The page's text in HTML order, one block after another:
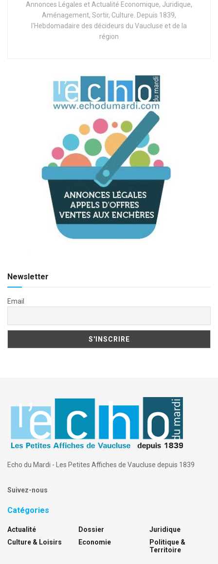
Annonces Légales et Actualité Economique, Juridique,
Aménagement, Sortir, Culture. Depuis 1839,
l'Hebdomadaire des décideurs du Vaucluse et de la
région
Newsletter
Email
Echo du Mardi - Les Petites Affiches de Vaucluse depuis 1839
Suivez-nous
Catégories
Actualité
Culture & Loisirs
Dossier
Economie
Juridique
Politique &
Territoire